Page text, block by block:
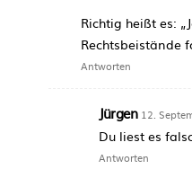
Richtig heißt es:
Rechtsbeistände
Antworten
Jürgen 12.
Du liest es
Antworten